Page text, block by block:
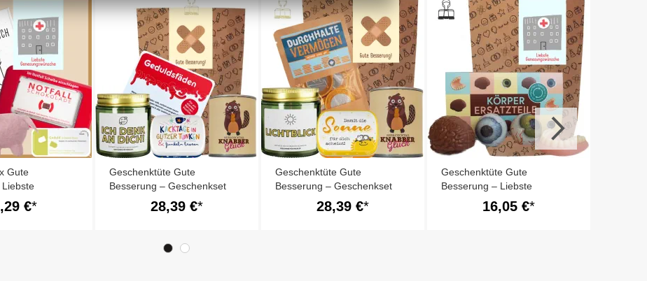
Gute
Liebste
(Set 1)
€
Geschenktüte Gute
Besserung – Geschenkset
zum Aufmuntern (Set Pflaster
28,39 €
Geschenktüte Gute
Besserung – Geschenkset
zum Aufmuntern (Set Pflaster
28,39 €
Geschenktüte Gute
Besserung – Liebste
Genesungswünsche (Set 5)
16,05 €